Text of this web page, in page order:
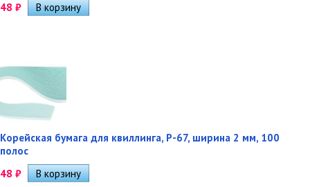
48 ₽
Корейская бумага для квиллинга, P-67, ширина 2 мм, 100
полос
48 ₽